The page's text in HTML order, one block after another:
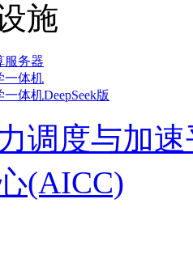
施
服务器
一体机
体机DeepSeek版
调度与加
(AICC)